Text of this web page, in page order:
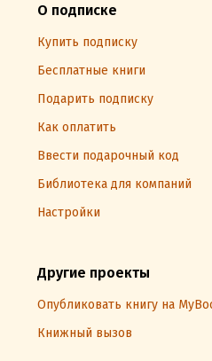
О подписке
Купить подписку
Бесплатные книги
Подарить подписку
Как оплатить
Ввести подарочный код
Библиотека для компаний
Настройки
Другие проекты
Опубликовать книгу на
Книжный вызов